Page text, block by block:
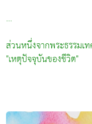
...
ส่วนหนึ่งจากพระธรรมเ
"เหตุปัจจุบันของชีวิต"